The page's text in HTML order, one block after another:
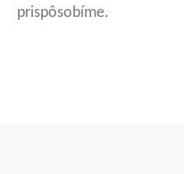
prispôsobíme.